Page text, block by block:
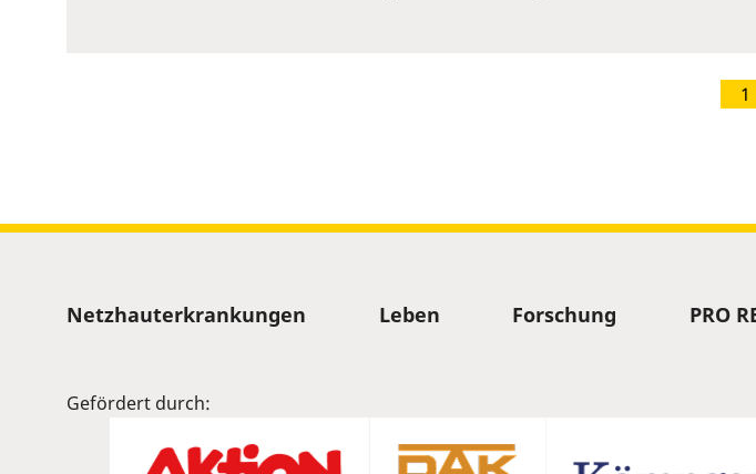
1
Sitemap
Netzhauterkrankungen Leben Forschung PRO
Gefördert durch: